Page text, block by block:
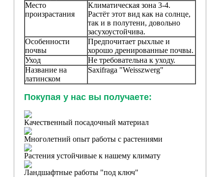
Место
произрастания
Климатическая зона 3-4.
Растёт этот вид как на солнце,
так и в полутени, довольно
засухоустойчива.
Особенности
почвы
Предпочитает рыхлые и
хорошо дренированные почвы.
Уход
Не требовательна к уходу.
Название на
латинском
Saxifraga "Weisszwerg"
Покупая у нас вы получаете:
Качественный посадочный материал
Многолетний опыт работы с растениями
Растения устойчивые к нашему климату
Ландшафтные работы "под ключ"